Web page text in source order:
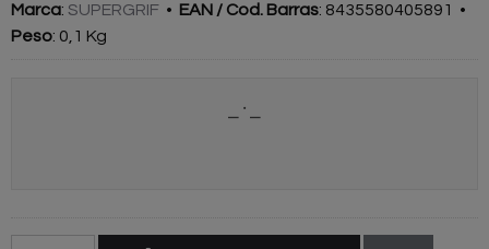
Marca: SUPERGRIF • EAN / Cod. Barras: 8435580405891
•
Peso: 0,1 Kg